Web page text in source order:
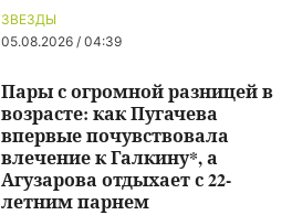
ЗВЕЗДЫ
05.08.2026 / 04:39
Пары с огромной разницей в
возрасте: как Пугачева
впервые почувствовала
влечение к Галкину*, а
Агузарова отдыхает с 22-
летним парнем